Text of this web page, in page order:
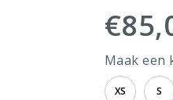
Maak een
XS S